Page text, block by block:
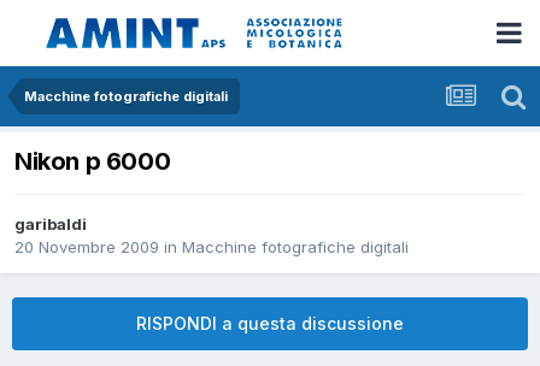
Macchine fotografiche digitali
Nikon p 6000
garibaldi
20 Novembre 2009 in Macchine fotografiche digitali
RISPONDI a questa discussione